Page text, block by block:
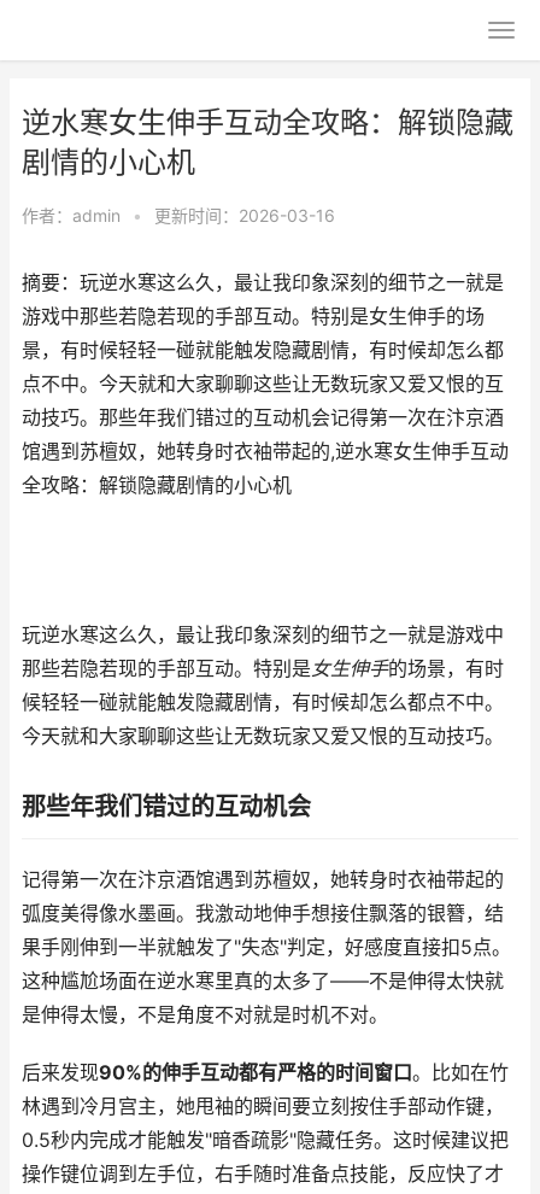
逆水寒女生伸手互动全攻略：解锁隐藏
剧情的小心机
作者： admin • 更新时间：2026-03-16
摘要：玩逆水寒这么久，最让我印象深刻的细节之一就是
游戏中那些若隐若现的手部互动。特别是女生伸手的场
景，有时候轻轻一碰就能触发隐藏剧情，有时候却怎么都
点不中。今天就和大家聊聊这些让无数玩家又爱又恨的互
动技巧。那些年我们错过的互动机会记得第一次在汴京酒
馆遇到苏檀奴，她转身时衣袖带起的,逆水寒女生伸手互动
全攻略：解锁隐藏剧情的小心机
玩逆水寒这么久，最让我印象深刻的细节之一就是游戏中
那些若隐若现的手部互动。特别是女生伸手的场景，有时
候轻轻一碰就能触发隐藏剧情，有时候却怎么都点不中。
今天就和大家聊聊这些让无数玩家又爱又恨的互动技巧。
那些年我们错过的互动机会
记得第一次在汴京酒馆遇到苏檀奴，她转身时衣袖带起的
弧度美得像水墨画。我激动地伸手想接住飘落的银簪，结
果手刚伸到一半就触发了"失态"判定，好感度直接扣5点。
这种尴尬场面在逆水寒里真的太多了——不是伸得太快就
是伸得太慢，不是角度不对就是时机不对。
后来发现90%的伸手互动都有严格的时间窗口。比如在竹
林遇到冷月宫主，她甩袖的瞬间要立刻按住手部动作键，
0.5秒内完成才能触发"暗香疏影"隐藏任务。这时候建议把
操作键位调到左手位，右手随时准备点技能，反应快了才